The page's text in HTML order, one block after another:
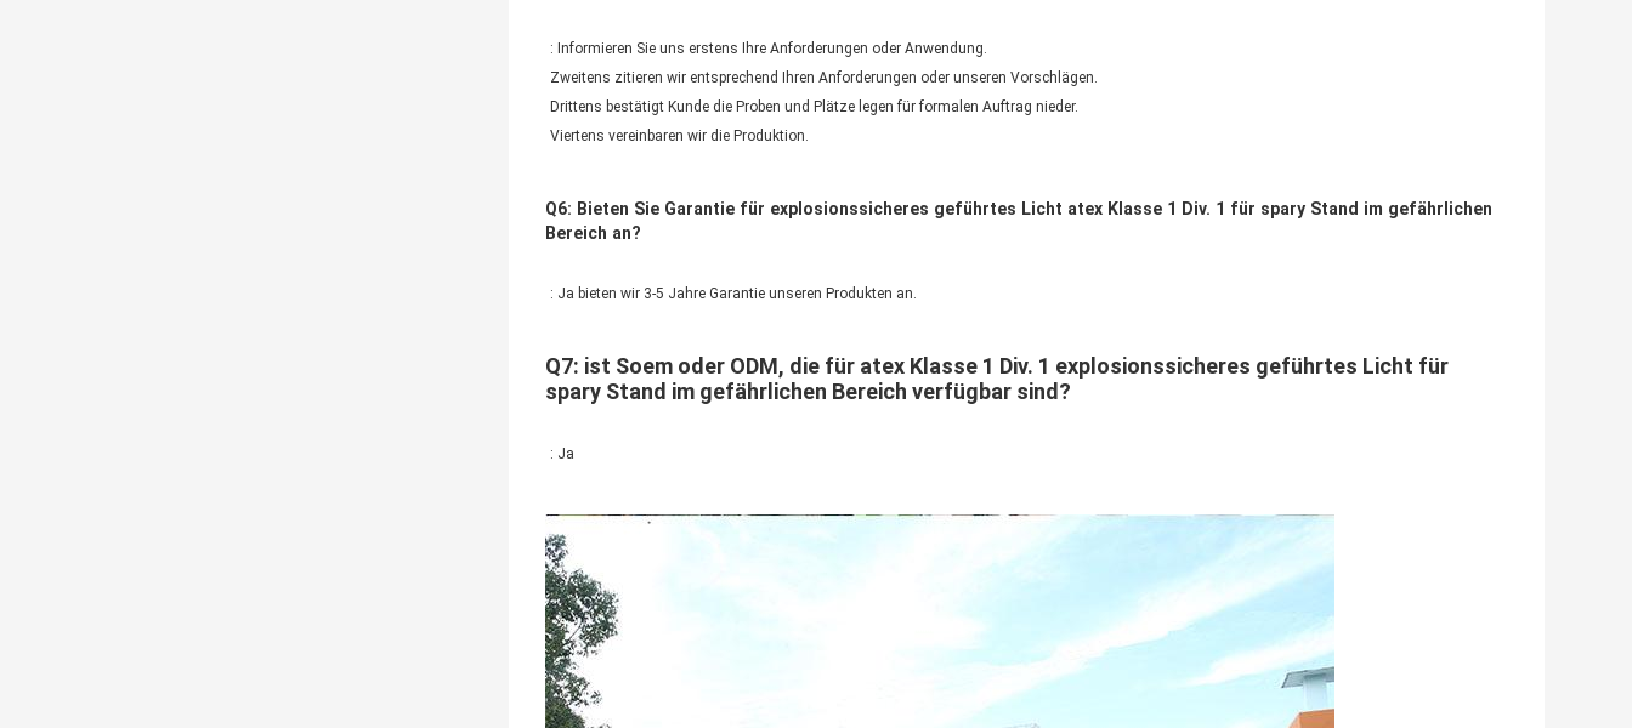
: Informieren Sie uns erstens Ihre Anforderungen oder Anwendung.
Zweitens zitieren wir entsprechend Ihren Anforderungen oder unseren Vorschlägen.
Drittens bestätigt Kunde die Proben und Plätze legen für formalen Auftrag nieder.
Viertens vereinbaren wir die Produktion.
Q6: Bieten Sie Garantie für explosionssicheres geführtes Licht atex Klasse 1 Div. 1 für spary Stand im gefährlichen
Bereich an?
: Ja bieten wir 3-5 Jahre Garantie unseren Produkten an.
Q7: ist Soem oder ODM, die für atex Klasse 1 Div. 1 explosionssicheres geführtes Licht für
spary Stand im gefährlichen Bereich verfügbar sind?
: Ja